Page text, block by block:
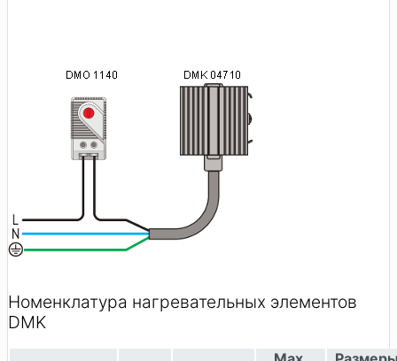
Номенклатура нагревательных элементов
DMK